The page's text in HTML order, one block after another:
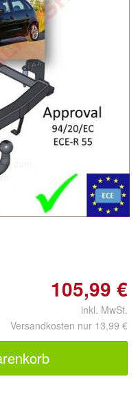
zum
105,99 €
inkl. MwSt.
Versandkosten nur 13,99 €